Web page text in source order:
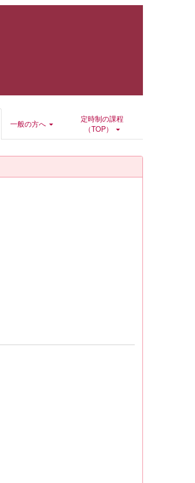
一般の方へ
定時制の課程
（TOP）